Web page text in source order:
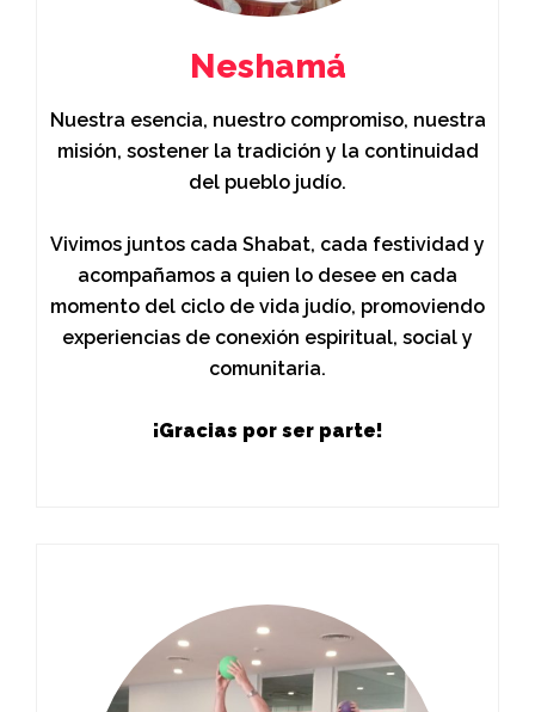
Neshamá
Nuestra esencia, nuestro compromiso, nuestra
misión, sostener la tradición y la continuidad
del pueblo judío.
Vivimos juntos cada Shabat, cada festividad y
acompañamos a quien lo desee en cada
momento del ciclo de vida judío, promoviendo
experiencias de conexión espiritual, social y
comunitaria.
¡Gracias por ser parte!